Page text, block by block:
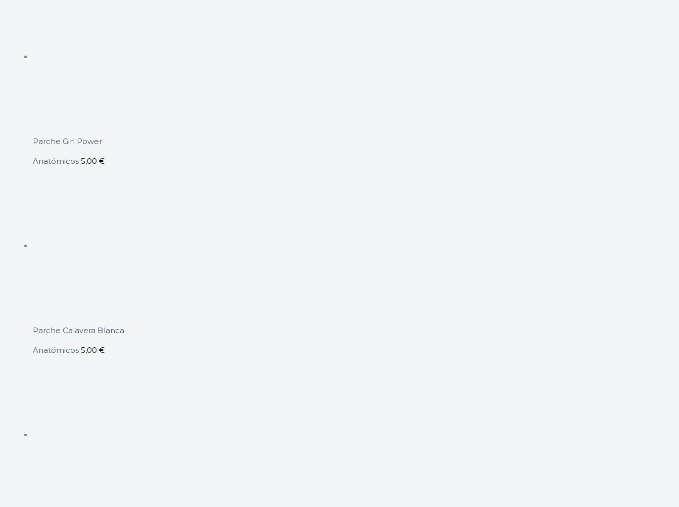
Parche Girl Power
Anatómicos 5,00 €
Parche Calavera Blanca
Anatómicos 5,00 €